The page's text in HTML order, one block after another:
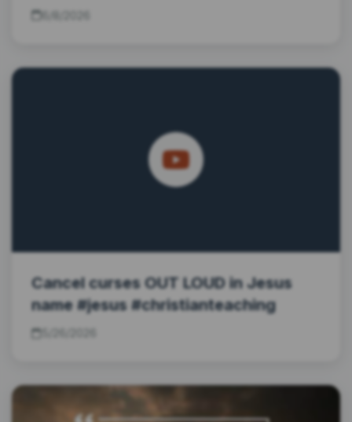
Cancel curses OUT LOUD in Jesus
name #jesus #christianteaching